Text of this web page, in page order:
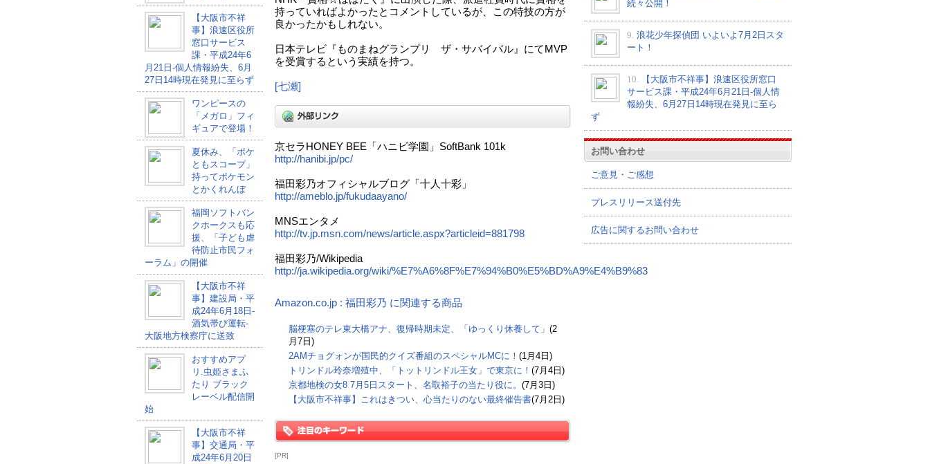
【大阪市不祥
事】浪速区役所
窓口サービス
課・平成24年6
月21日-個人情報紛失、6月
27日14時現在発見に至らず
ワンピースの
「メガロ」フィ
ギュアで登場！
夏休み、「ポケ
ともスコープ」
持ってポケモン
とかくれんぼ
福岡ソフトバン
クホークスも応
援、「子ども虐
待防止市民フォ
ーラム」の開催
【大阪市不祥
事】建設局・平
成24年6月18日-
酒気帯び運転-
大阪地方検察庁に送致
おすすめアプ
リ.虫姫さまふ
たり ブラック
レーベル配信開
始
【大阪市不祥
事】交通局・平
成24年6月20日
持っていればよかったとコメントしているが、この特技の方が
良かったかもしれない。
日本テレビ『ものまねグランプリ ザ・サバイバル』にてMVP
を受賞するという実績を持つ。
[七瀬]
京セラHONEY BEE「ハニビ学園」SoftBank 101k
http://hanibi.jp/pc/
福田彩乃オフィシャルブログ「十人十彩」
http://ameblo.jp/fukudaayano/
MNSエンタメ
http://tv.jp.msn.com/news/article.aspx?articleid=881798
福田彩乃/Wikipedia
http://ja.wikipedia.org/wiki/%E7%A6%8F%E7%94%B0%E5%BD%A9%E4%B9%83
Amazon.co.jp : 福田彩乃 に関連する商品
脳梗塞のテレ東大橋アナ、復帰時期未定、「ゆっくり休養して」 (2
月7日)
2AMチョグォンが国民的クイズ番組のスペシャルMCに！ (1月4日)
トリンドル玲奈増殖中、「トットリンドル王女」で東京に！ (7月4日)
京都地検の女8 7月5日スタート、名取裕子の当たり役に。 (7月3日)
【大阪市不祥事】これはきつい、心当たりのない最終催告書(7月2日)
[PR]
続々公開！
9. 浪花少年探偵団 いよいよ7月2日スタ
ート！
10.
【大阪市不祥事】浪速区役所窓口
サービス課・平成24年6月21日-個人情
報紛失、6月27日14時現在発見に至ら
ず
お問い合わせ
ご意見・ご感想
プレスリリース送付先
広告に関するお問い合わせ